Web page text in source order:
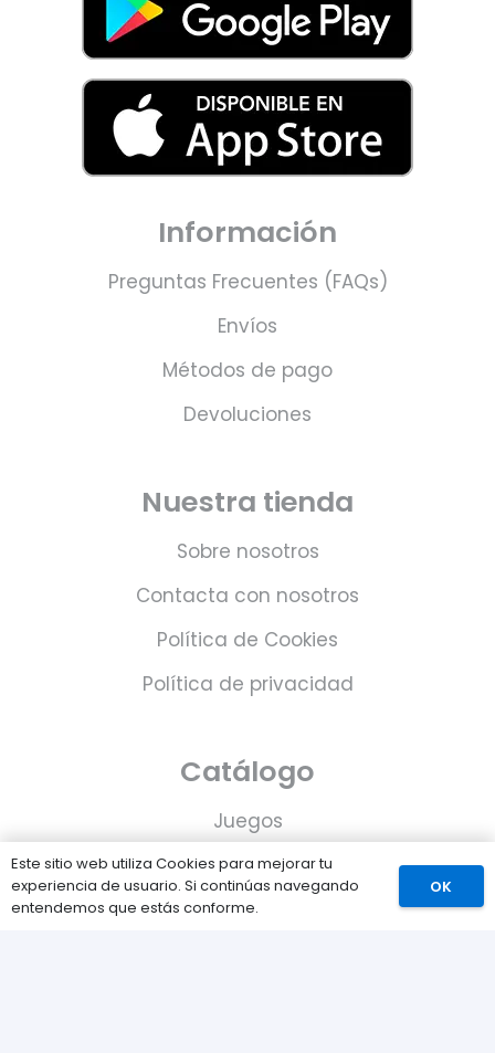
Información
Preguntas Frecuentes (FAQs)
Envíos
Métodos de pago
Devoluciones
Nuestra tienda
Sobre nosotros
Contacta con nosotros
Política de Cookies
Política de privacidad
Catálogo
Juegos
Consolas
Accesorios para tu PS5
Este sitio web utiliza Cookies para mejorar tu
experiencia de usuario. Si continúas navegando
entendemos que estás conforme.
OK